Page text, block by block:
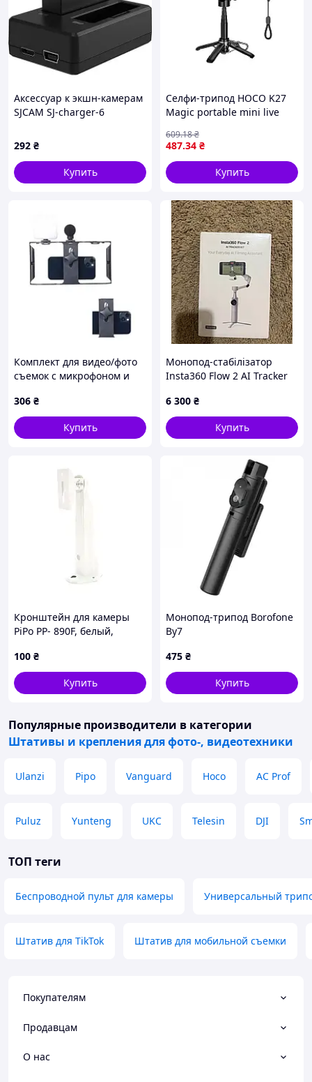
Аксессуар к экшн-камерам
SJCAM SJ-charger-6
292 ₴
Купить
Селфи-трипод HOCO K27
Magic portable mini live
Black
487.34 ₴
609.18₴
Купить
Комплект для видео/фото
съемок с микрофоном и
Video Making Kit AY49X
Черный
306 ₴
Купить
Монопод-стабілізатор
Insta360 Flow 2 AI Tracker
6 300 ₴
Купить
Кронштейн для камеры
PiPo PP- 890F, белый,
100 ₴
Купить
Монопод-трипод Borofone
By7
475 ₴
Купить
Популярные производители в категории
Штативы и крепления для фото-, видеотехники
Ulanzi Pipo Vanguard Hoco AC Prof
Puluz Yunteng UKC Telesin DJI
ТОП теги
Беспроводной пульт для камеры Универсальный
Штатив для TikTok Штатив для мобильной съемки
Покупателям
Продавцам
О нас